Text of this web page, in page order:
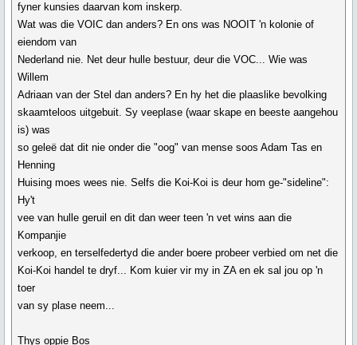
fyner kunsies daarvan kom inskerp.
Wat was die VOIC dan anders? En ons was NOOIT 'n kolonie of
eiendom van
Nederland nie. Net deur hulle bestuur, deur die VOC... Wie was
Willem
Adriaan van der Stel dan anders? En hy het die plaaslike bevolking
skaamteloos uitgebuit. Sy veeplase (waar skape en beeste aangehou
is) was
so geleë dat dit nie onder die "oog" van mense soos Adam Tas en
Henning
Huising moes wees nie. Selfs die Koi-Koi is deur hom ge-"sideline":
Hy't
vee van hulle geruil en dit dan weer teen 'n vet wins aan die
Kompanjie
verkoop, en terselfedertyd die ander boere probeer verbied om net die
Koi-Koi handel te dryf... Kom kuier vir my in ZA en ek sal jou op 'n
toer
van sy plase neem...
Thys oppie Bos